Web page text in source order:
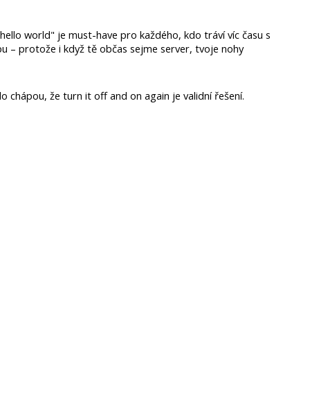
world" je must-have pro každého, kdo tráví víc času s
– protože i když tě občas sejme server, tvoje nohy
chápou, že turn it off and on again je validní řešení.